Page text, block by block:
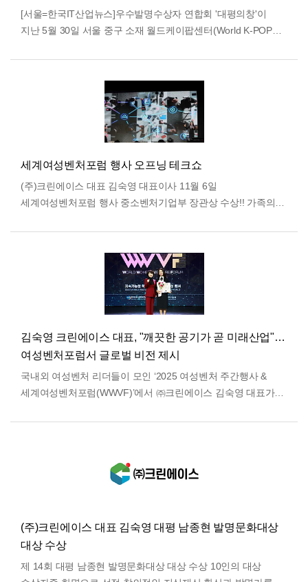
[서울=한국IT산업뉴스]우수발명수상자 연합회 '대평의창'이
지난 5월 30일 서울 중구 소재 월드케이팝센터(World K-POP
세계여성벤처포럼 행사 오프닝 테크쇼
(주)크린에이스 대표 김숙영 대표이사 11월 6일
세계여성벤처포럼 행사 중소벤처기업부 장관상 수상!! 가족의
김숙영 크린에이스 대표, "깨끗한 공기가 곧 미래산업"…
여성벤처포럼서 글로벌 비전 제시
국내외 여성벤처 리더들이 모인 ‘2025 여성벤처 주간행사 &
세계여성벤처포럼(WWVF)’에서 ㈜크린에이스 김숙영 대표가
(주)크린에이스 대표 김숙영 대평 남종현 발명문화대상
대상 수상
제 14회 대평 남종현 발명문화대상 대상 수상 10인의 대상